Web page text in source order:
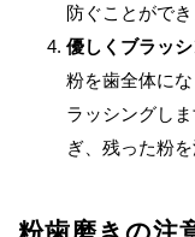
防ぐことができ
優しくブラッ
粉を歯全体に
ラッシングし
ぎ、残った粉を
粉歯磨きの注